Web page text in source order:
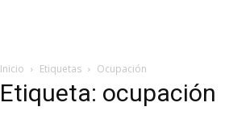
Inicio Etiquetas Ocupación
Etiqueta: ocupación